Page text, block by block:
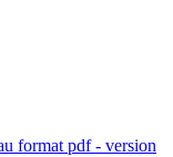
format pdf - version